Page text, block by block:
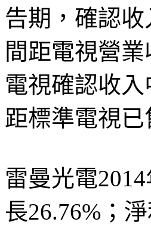
告期，確認收
間距電視營
電視確認收
距標準電視
雷曼光電
長26.76%；